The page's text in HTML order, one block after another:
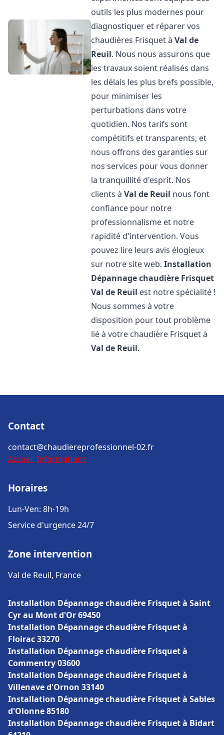
outils les plus modernes pour
diagnostiquer et réparer vos
chaudières Frisquet àVal de
Reuil. Nous nous assurons que
les travaux soient réalisés dans
les délais les plus brefs possible,
pour minimiser les
perturbations dans votre
quotidien. Nos tarifs sont
compétitifs et transparents, et
nous offrons des garanties sur
nos services pour vous donner
la tranquillité d'esprit. Nos
clients àVal de Reuil nous font
confiance pour notre
professionnalisme et notre
rapidité d'intervention. Vous
pouvez lire leurs avis élogieux
sur notre site web.Installation
Dépannage chaudière Frisquet
Val de Reuil est notre spécialité !
Nous sommes à votre
disposition pour tout problème
lié à votre chaudière Frisquet à
Val de Reuil.
Contact
contact@chaudiereprofessionnel-02.fr
Accueil Informations
Horaires
Lun-Ven: 8h-19h
Service d'urgence 24/7
Zone intervention
Val de Reuil, France
Installation Dépannage chaudière Frisquet à Saint
Cyr au Mont d'Or 69450
Installation Dépannage chaudière Frisquet à
Floirac 33270
Installation Dépannage chaudière Frisquet à
Commentry 03600
Installation Dépannage chaudière Frisquet à
Villenave d'Ornon 33140
Installation Dépannage chaudière Frisquet à Sables
d'Olonne 85180
Installation Dépannage chaudière Frisquet à Bidart